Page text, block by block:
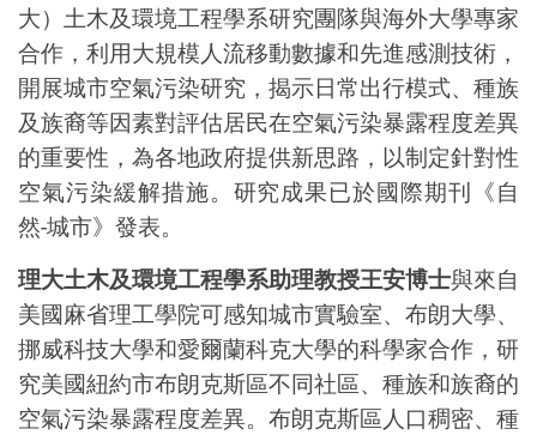
大）土木及環境工程學系研究團隊與海外大學專家
合作，利用大規模人流移動數據和先進感測技術，
開展城市空氣污染研究，揭示日常出行模式、種族
及族裔等因素對評估居民在空氣污染暴露程度差異
的重要性，為各地政府提供新思路，以制定針對性
空氣污染緩解措施。研究成果已於國際期刊《自
然-城市》發表。
理大土木及環境工程學系助理教授王安博士與來自
美國麻省理工學院可感知城市實驗室、布朗大學、
挪威科技大學和愛爾蘭科克大學的科學家合作，研
究美國紐約市布朗克斯區不同社區、種族和族裔的
空氣污染暴露程度差異。布朗克斯區人口稠密、種